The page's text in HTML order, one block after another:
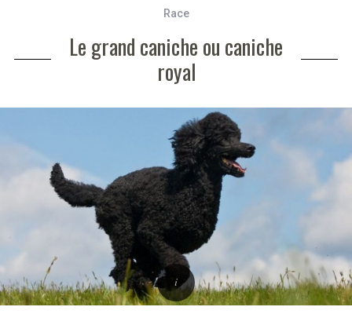
Race
Le grand caniche ou caniche
royal